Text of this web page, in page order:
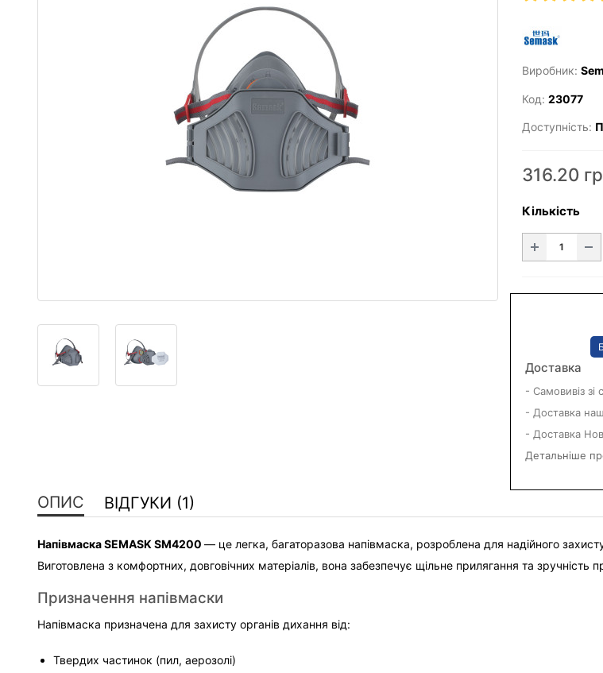
Виробник:
Код: 23077
Доступність:
316.20
Кількість
Доставка
- Самовивіз зі
- Доставка
- Доставка
Детальніше
ОПИС ВІДГУКИ (1)
Напівмаска SEMASK SM4200 — це легка, багаторазова напівмаска, розроблена для надійного
Виготовлена з комфортних, довговічних матеріалів, вона забезпечує щільне прилягання та зручність
Призначення напівмаски
Напівмаска призначена для захисту органів дихання від:
Твердих частинок (пил, аерозолі)